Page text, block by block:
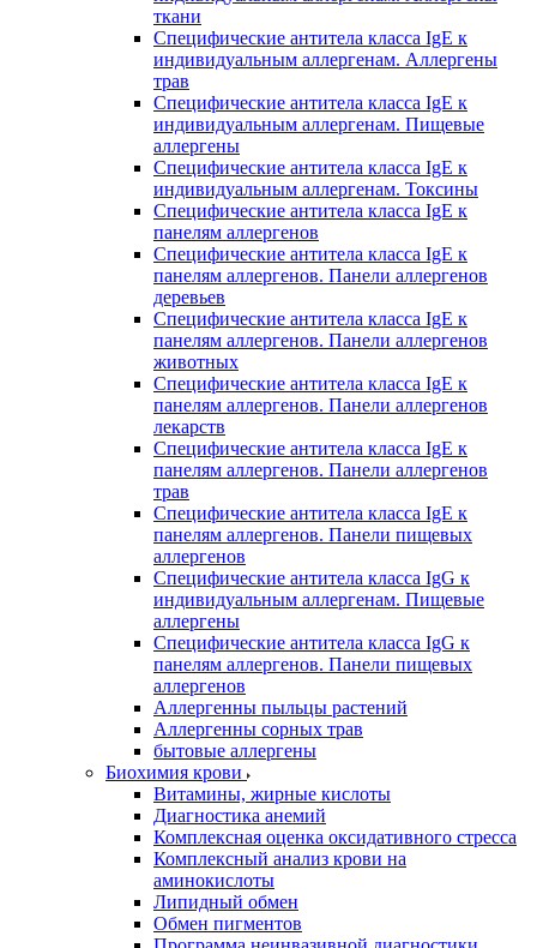
ткани
Специфические антитела класса IgE к
индивидуальным аллергенам. Аллергены
трав
Специфические антитела класса IgE к
индивидуальным аллергенам. Пищевые
аллергены
Специфические антитела класса IgE к
индивидуальным аллергенам. Токсины
Специфические антитела класса IgE к
панелям аллергенов
Специфические антитела класса IgE к
панелям аллергенов. Панели аллергенов
деревьев
Специфические антитела класса IgE к
панелям аллергенов. Панели аллергенов
животных
Специфические антитела класса IgE к
панелям аллергенов. Панели аллергенов
лекарств
Специфические антитела класса IgE к
панелям аллергенов. Панели аллергенов
трав
Специфические антитела класса IgE к
панелям аллергенов. Панели пищевых
аллергенов
Специфические антитела класса IgG к
индивидуальным аллергенам. Пищевые
аллергены
Специфические антитела класса IgG к
панелям аллергенов. Панели пищевых
аллергенов
Аллергенны пыльцы растений
Аллергенны сорных трав
бытовые аллергены
Биохимия крови
Витамины, жирные кислоты
Диагностика анемий
Комплексная оценка оксидативного стресса
Комплексный анализ крови на
аминокислоты
Липидный обмен
Обмен пигментов